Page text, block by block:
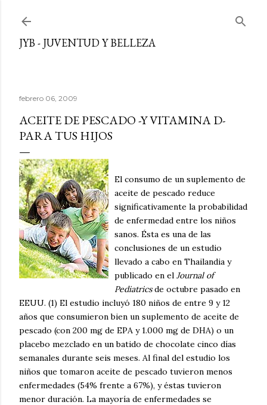
JYB - JUVENTUD Y BELLEZA
febrero 06, 2009
ACEITE DE PESCADO -Y VITAMINA D-
PARA TUS HIJOS
El consumo de un suplemento de
aceite de pescado reduce
significativamente la probabilidad
de enfermedad entre los niños
sanos. Ésta es una de las
conclusiones de un estudio
llevado a cabo en Thailandia y
publicado en el Journal of
Pediatricsde octubre pasado en
EEUU. (1) El estudio incluyó 180 niños de entre 9 y 12
años que consumieron bien un suplemento de aceite de
pescado (con 200 mg de EPA y 1.000 mg de DHA) o un
placebo mezclado en un batido de chocolate cinco días
semanales durante seis meses. Al final del estudio los
niños que tomaron aceite de pescado tuvieron menos
enfermedades (54% frente a 67%), y éstas tuvieron
menor duración. La mayoría de enfermedades se